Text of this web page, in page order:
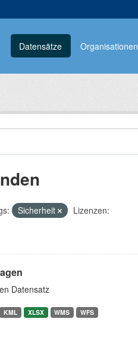
Datensätze Organisationen
Sicherheit
Lizenzen:
Datensatz
KML XLSX WMS WFS